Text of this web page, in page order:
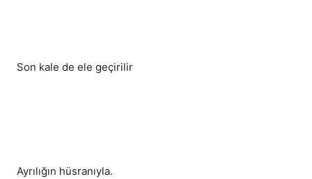
Son kale de ele geçirilir
Ayrılığın hüsranıyla.